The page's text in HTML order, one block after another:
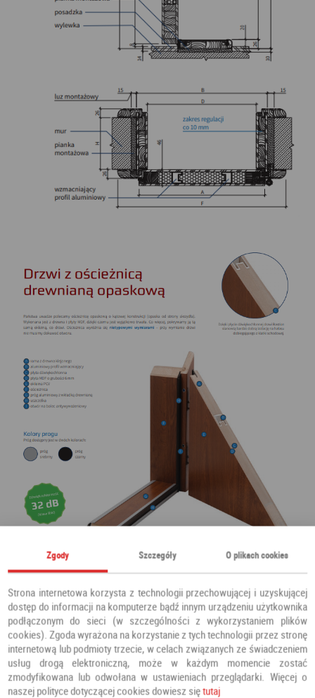
Zgody Szczegóły O plikach cookies
Strona internetowa korzysta z technologii przechowującej i uzyskującej
dostęp do informacji na komputerze bądź innym urządzeniu użytkownika
podłączonym do sieci (w szczególności z wykorzystaniem plików
cookies). Zgoda wyrażona na korzystanie z tych technologii przez stronę
internetową lub podmioty trzecie, w celach związanych ze świadczeniem
usług drogą elektroniczną, może w każdym momencie zostać
zmodyfikowana lub odwołana w ustawieniach przeglądarki. Więcej o
naszej polityce dotyczącej cookies dowiesz siętutaj